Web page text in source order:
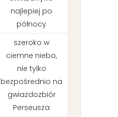
najlepiej po
północy
szeroko w
ciemne niebo,
nie tylko
bezpośrednio na
gwiazdozbiór
Perseusza